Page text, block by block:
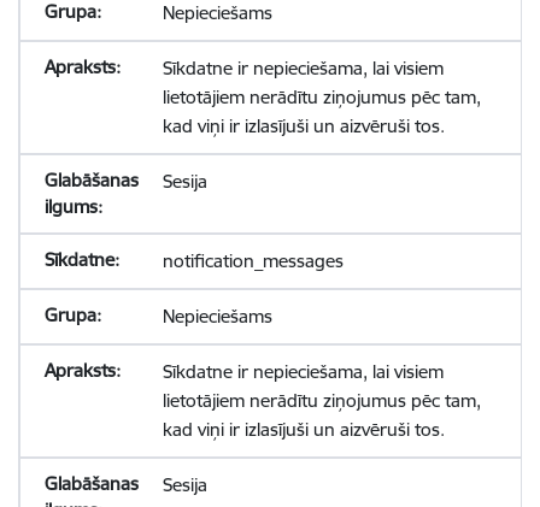
Nepieciešams
Sīkdatne ir nepieciešama, lai visiem
lietotājiem nerādītu ziņojumus pēc tam,
kad viņi ir izlasījuši un aizvēruši tos.
Sesija
notification_messages
Nepieciešams
Sīkdatne ir nepieciešama, lai visiem
lietotājiem nerādītu ziņojumus pēc tam,
kad viņi ir izlasījuši un aizvēruši tos.
Sesija